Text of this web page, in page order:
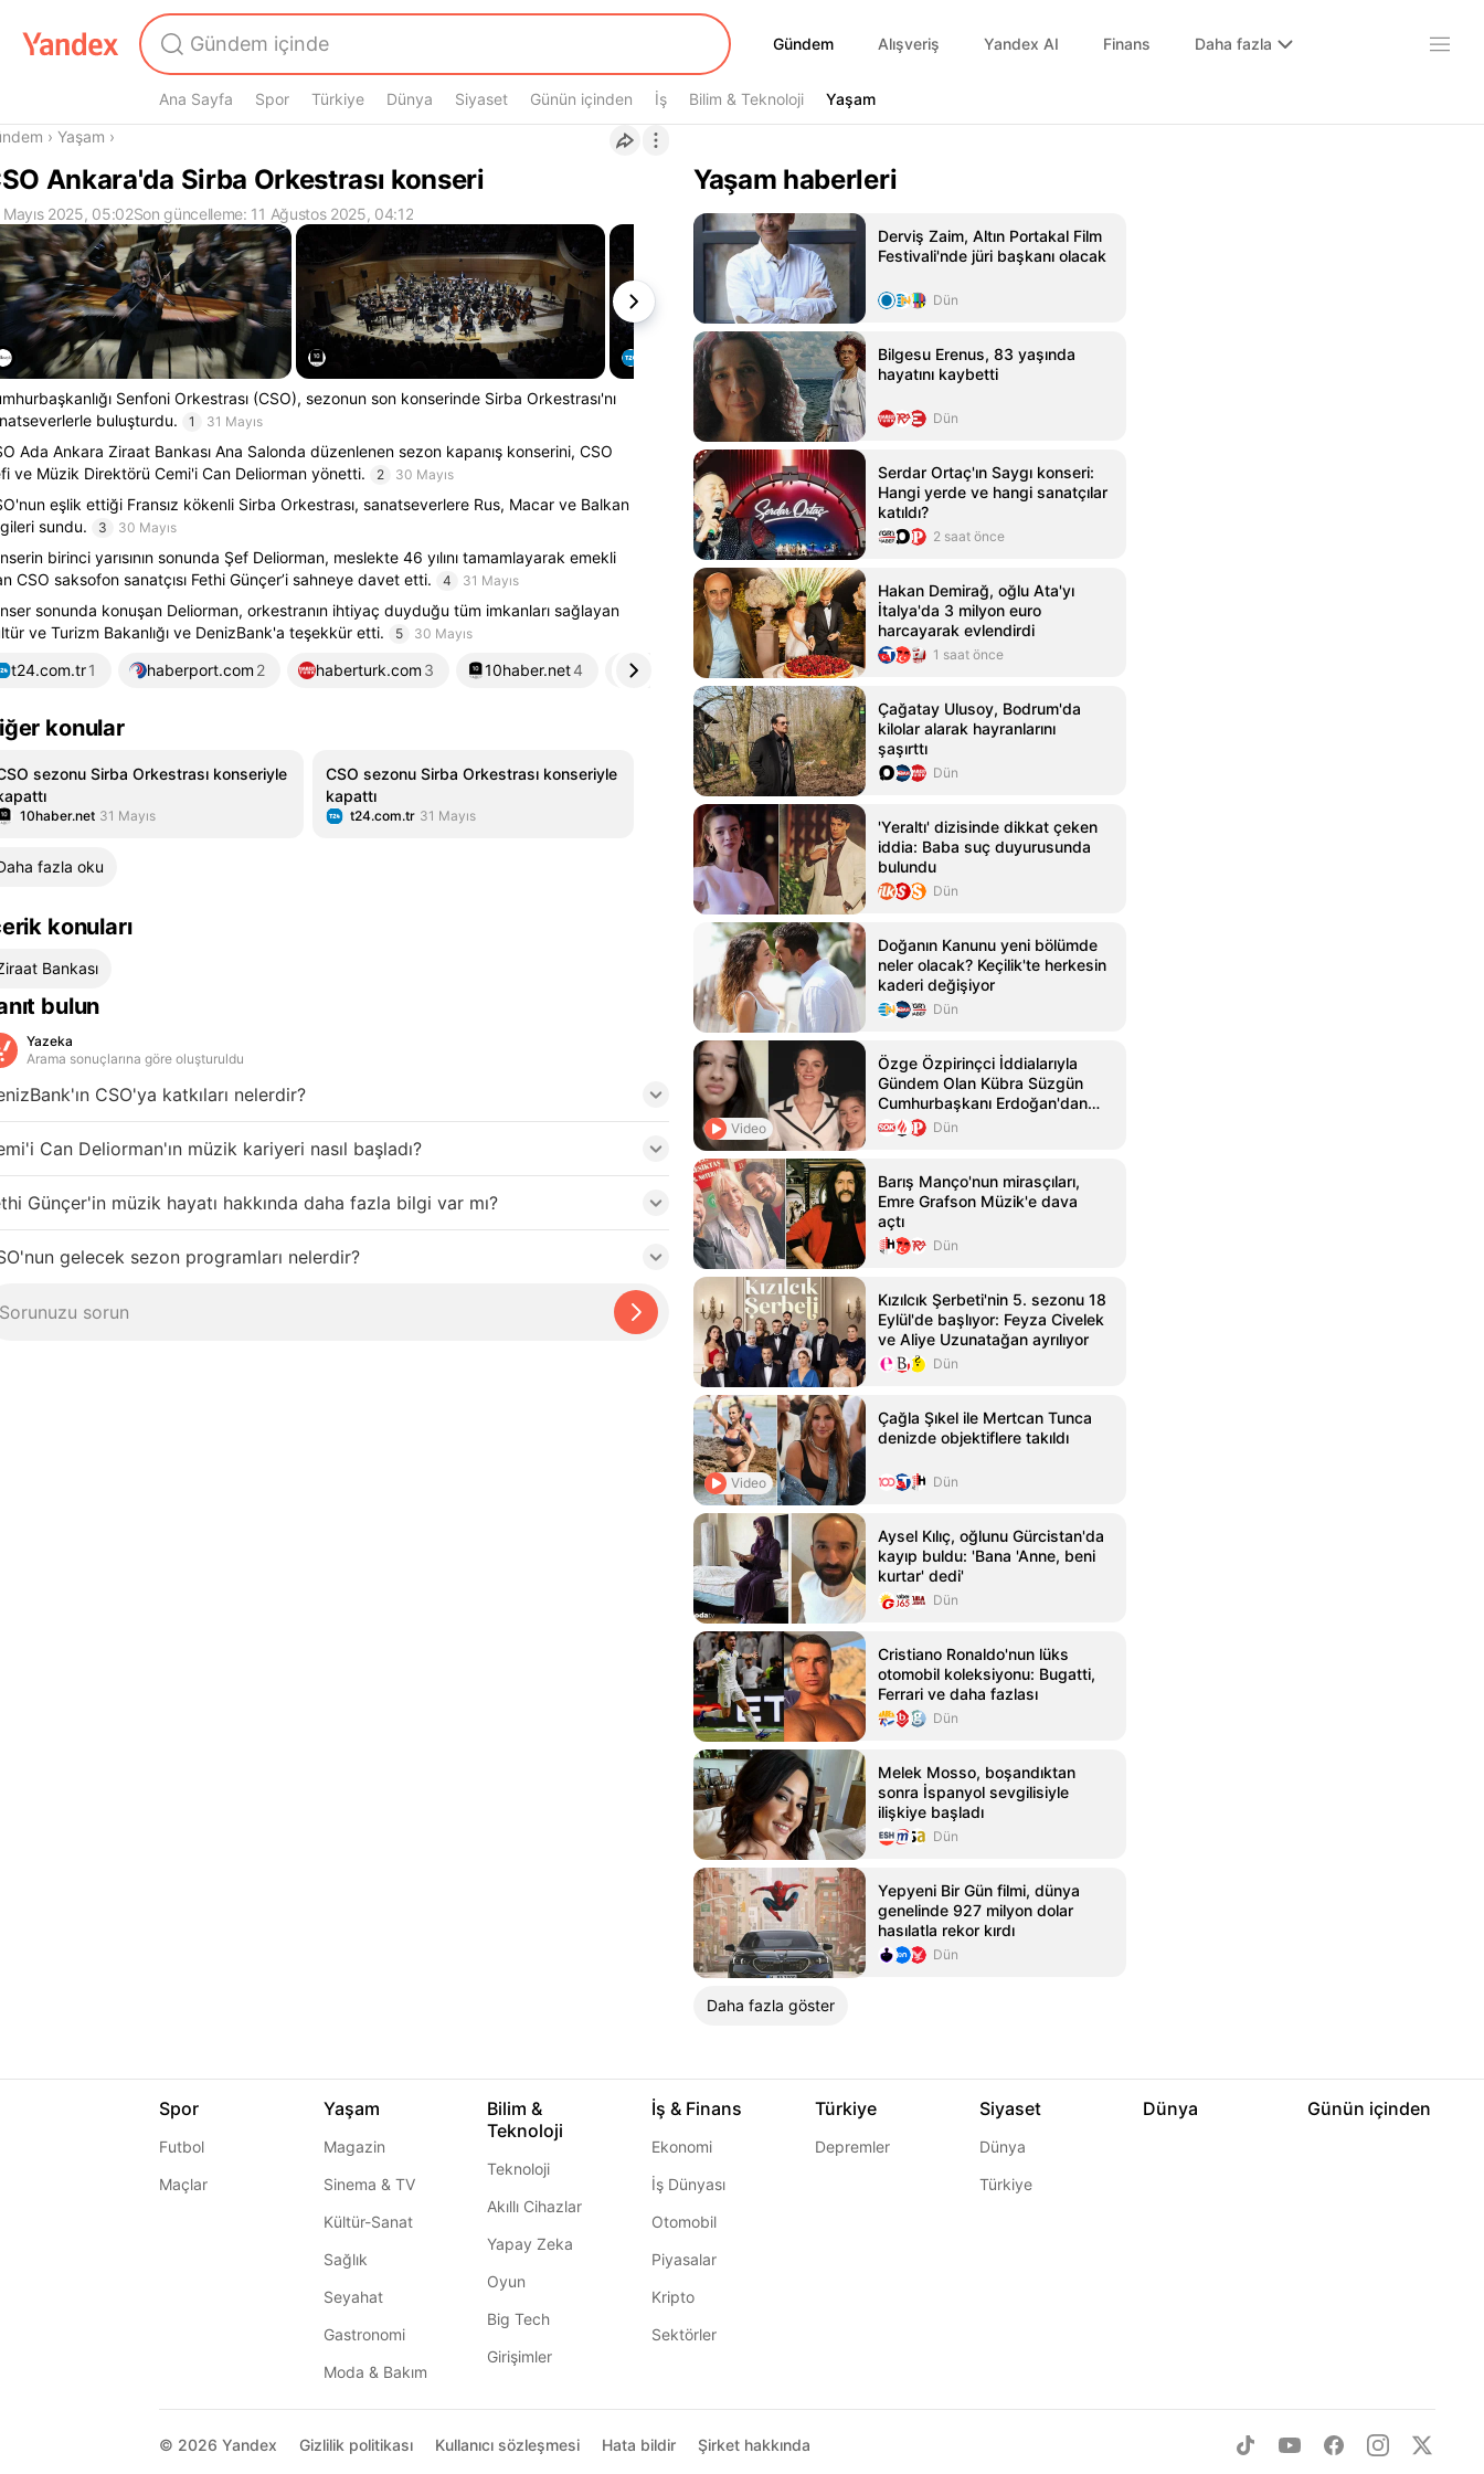
Gündem
Gündem Alışveriş Yandex AI Finans Daha fazla
Ana Sayfa Spor Türkiye Dünya Siyaset Günün içinden İş Bilim & Teknoloji Yaşam
Yaşam
› Yaşam ›
Ankara'da Sirba Orkestrası konseri
Mayıs 2025, 05:02Son güncelleme: 11 Ağustos 2025, 04:12
Senfoni Orkestrası (CSO), sezonun son konserinde Sirba Orkestrası'nı
buluşturdu.
1 31 Mayıs
Ada Ankara Ziraat Bankası Ana Salonda düzenlenen sezon kapanış konserini, CSO
ve Müzik Direktörü Cemi'i Can Deliorman yönetti.
2 30 Mayıs
eşlik ettiği Fransız kökenli Sirba Orkestrası, sanatseverlere Rus, Macar ve Balkan
sundu.
3 30 Mayıs
birinci yarısının sonunda Şef Deliorman, meslekte 46 yılını tamamlayarak emekli
CSO saksofon sanatçısı Fethi Günçer’i sahneye davet etti.
4 31 Mayıs
sonunda konuşan Deliorman, orkestranın ihtiyaç duyduğu tüm imkanları sağlayan
ve Turizm Bakanlığı ve DenizBank'a teşekkür etti.
5 30 Mayıs
t24.com.tr1 haberport.com 2 haberturk.com 3 10haber.net4 haberankara.com5
konular
sezonu Sirba Orkestrası konseriyle
10haber.net 31 Mayıs
CSO sezonu Sirba Orkestrası konseriyle
kapattı
t24.com.tr 31 Mayıs
fazla oku
konuları
Bankası
bulun
Yazeka
Arama sonuçlarına göre oluşturuldu
CSO'ya katkıları nelerdir?
Can Deliorman'ın müzik kariyeri nasıl başladı?
Günçer'in müzik hayatı hakkında daha fazla bilgi var mı?
gelecek sezon programları nelerdir?
Yaşam haberleri
Derviş Zaim, Altın Portakal Film
Festivali'nde jüri başkanı olacak
Dün
Bilgesu Erenus, 83 yaşında
hayatını kaybetti
Dün
Serdar Ortaç'ın Saygı konseri:
Hangi yerde ve hangi sanatçılar
katıldı?
2 saat önce
Hakan Demirağ, oğlu Ata'yı
İtalya'da 3 milyon euro
harcayarak evlendirdi
1 saat önce
Çağatay Ulusoy, Bodrum'da
kilolar alarak hayranlarını
şaşırttı
Dün
'Yeraltı' dizisinde dikkat çeken
iddia: Baba suç duyurusunda
bulundu
Dün
Doğanın Kanunu yeni bölümde
neler olacak? Keçilik'te herkesin
kaderi değişiyor
Dün
Video
Özge Özpirinçci İddialarıyla
Gündem Olan Kübra Süzgün
Cumhurbaşkanı Erdoğan'dan
Yardım İstedi
Dün
Barış Manço'nun mirasçıları,
Emre Grafson Müzik'e dava
açtı
Dün
Kızılcık Şerbeti'nin 5. sezonu 18
Eylül'de başlıyor: Feyza Civelek
ve Aliye Uzunatağan ayrılıyor
Dün
Video
Çağla Şıkel ile Mertcan Tunca
denizde objektiflere takıldı
Dün
Aysel Kılıç, oğlunu Gürcistan'da
kayıp buldu: 'Bana 'Anne, beni
kurtar' dedi'
Dün
Cristiano Ronaldo'nun lüks
otomobil koleksiyonu: Bugatti,
Ferrari ve daha fazlası
Dün
Melek Mosso, boşandıktan
sonra İspanyol sevgilisiyle
ilişkiye başladı
Dün
Yepyeni Bir Gün filmi, dünya
genelinde 927 milyon dolar
hasılatla rekor kırdı
Dün
Daha fazla göster
Spor
Futbol
Maçlar
Yaşam
Magazin
Sinema & TV
Kültür-Sanat
Sağlık
Seyahat
Gastronomi
Moda & Bakım
Bilim &
Teknoloji
Teknoloji
Akıllı Cihazlar
Yapay Zeka
Oyun
Big Tech
Girişimler
İş & Finans
Ekonomi
İş Dünyası
Otomobil
Piyasalar
Kripto
Sektörler
Türkiye
Depremler
Siyaset
Dünya
Türkiye
Dünya Günün içinden
© 2026 Yandex Gizlilik politikası Kullanıcı sözleşmesi Hata bildir Şirket hakkında